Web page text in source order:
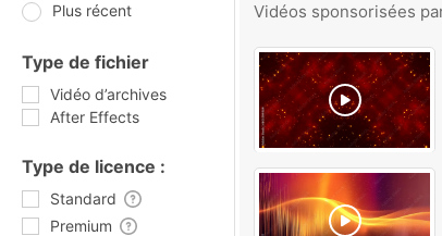
Plus récent
Type de fichier
Vidéo d’archives
After Effects
Type de licence :
Standard
Premium
Vidéos sponsorisées